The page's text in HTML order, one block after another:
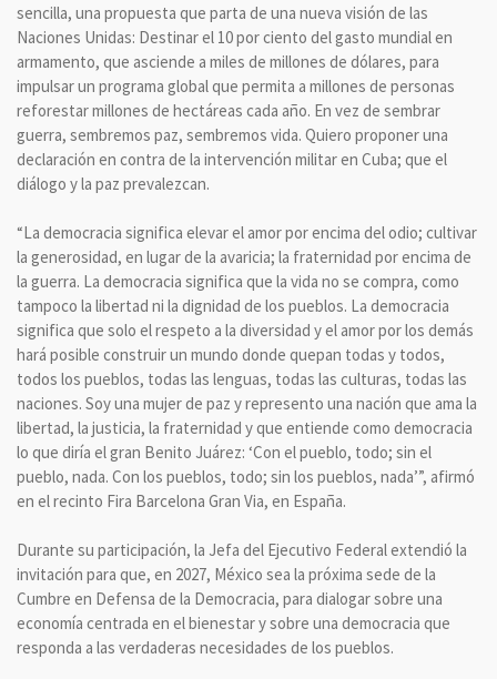
sencilla, una propuesta que parta de una nueva visión de las
Naciones Unidas: Destinar el 10 por ciento del gasto mundial en
armamento, que asciende a miles de millones de dólares, para
impulsar un programa global que permita a millones de personas
reforestar millones de hectáreas cada año. En vez de sembrar
guerra, sembremos paz, sembremos vida. Quiero proponer una
declaración en contra de la intervención militar en Cuba; que el
diálogo y la paz prevalezcan.
“La democracia significa elevar el amor por encima del odio; cultivar
la generosidad, en lugar de la avaricia; la fraternidad por encima de
la guerra. La democracia significa que la vida no se compra, como
tampoco la libertad ni la dignidad de los pueblos. La democracia
significa que solo el respeto a la diversidad y el amor por los demás
hará posible construir un mundo donde quepan todas y todos,
todos los pueblos, todas las lenguas, todas las culturas, todas las
naciones. Soy una mujer de paz y represento una nación que ama la
libertad, la justicia, la fraternidad y que entiende como democracia
lo que diría el gran Benito Juárez: ‘Con el pueblo, todo; sin el
pueblo, nada. Con los pueblos, todo; sin los pueblos, nada’”, afirmó
en el recinto Fira Barcelona Gran Via, en España.
Durante su participación, la Jefa del Ejecutivo Federal extendió la
invitación para que, en 2027, México sea la próxima sede de la
Cumbre en Defensa de la Democracia, para dialogar sobre una
economía centrada en el bienestar y sobre una democracia que
responda a las verdaderas necesidades de los pueblos.